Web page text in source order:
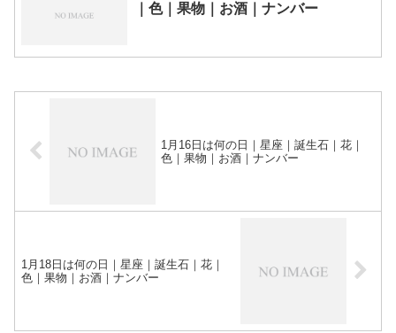
｜色｜果物｜お酒｜ナンバー
1月16日は何の日｜星座｜誕生石｜花｜
色｜果物｜お酒｜ナンバー
1月18日は何の日｜星座｜誕生石｜花｜
色｜果物｜お酒｜ナンバー